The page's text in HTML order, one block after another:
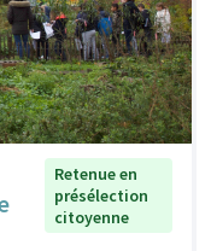
Retenue en
présélection
citoyenne